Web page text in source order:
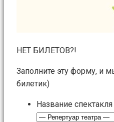
НЕТ БИЛЕТОВ?!
Заполните эту форму, и
билетик)
Название спектакля